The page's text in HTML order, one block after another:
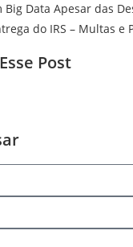
Big Data Apesar das
do IRS – Multas e
Post